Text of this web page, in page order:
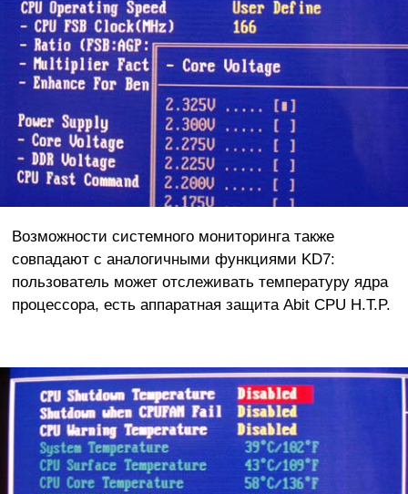
Возможности системного мониторинга также
совпадают с аналогичными функциями KD7:
пользователь может отслеживать температуру ядра
процессора, есть аппаратная защита Abit CPU H.T.P.